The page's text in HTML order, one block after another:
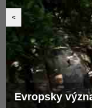
Evropsky
<